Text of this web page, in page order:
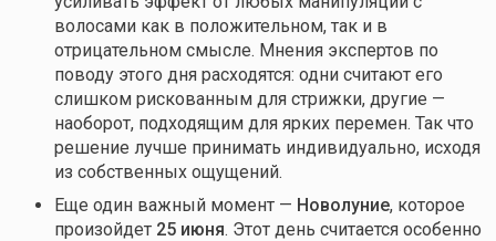
волосами как в положительном, так и в
отрицательном смысле. Мнения экспертов по
поводу этого дня расходятся: одни считают его
слишком рискованным для стрижки, другие —
наоборот, подходящим для ярких перемен. Так что
решение лучше принимать индивидуально, исходя
из собственных ощущений.
Еще один важный момент — Новолуние, которое
произойдет 25 июня. Этот день считается особенно